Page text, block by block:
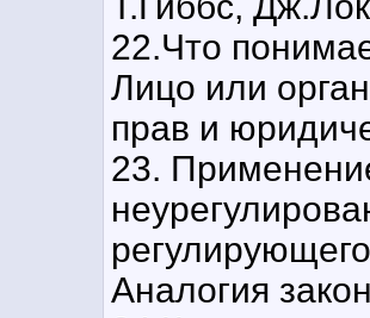
22.Что
Лицо или
прав и
23.
Аналогия